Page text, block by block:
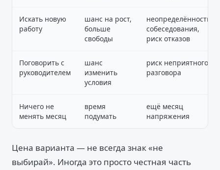
Искать новую
работу
шанс на рост,
больше
свободы
неопределённость,
собеседования,
риск отказов
Поговорить с
руководителем
шанс
изменить
условия
риск неприятного
разговора
Ничего не
менять месяц
время
подумать
ещё месяц
напряжения
Цена варианта — не всегда знак «не
выбирай». Иногда это просто честная часть